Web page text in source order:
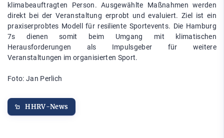
klimabeauftragten Person. Ausgewählte Maßnahmen werden
direkt bei der Veranstaltung erprobt und evaluiert. Ziel ist ein
praxiserprobtes Modell für resiliente Sportevents. Die Hamburg
7s dienen somit beim Umgang mit klimatischen
Herausforderungen als Impulsgeber für weitere
Veranstaltungen im organisierten Sport.
Foto: Jan Perlich
HHRV-News